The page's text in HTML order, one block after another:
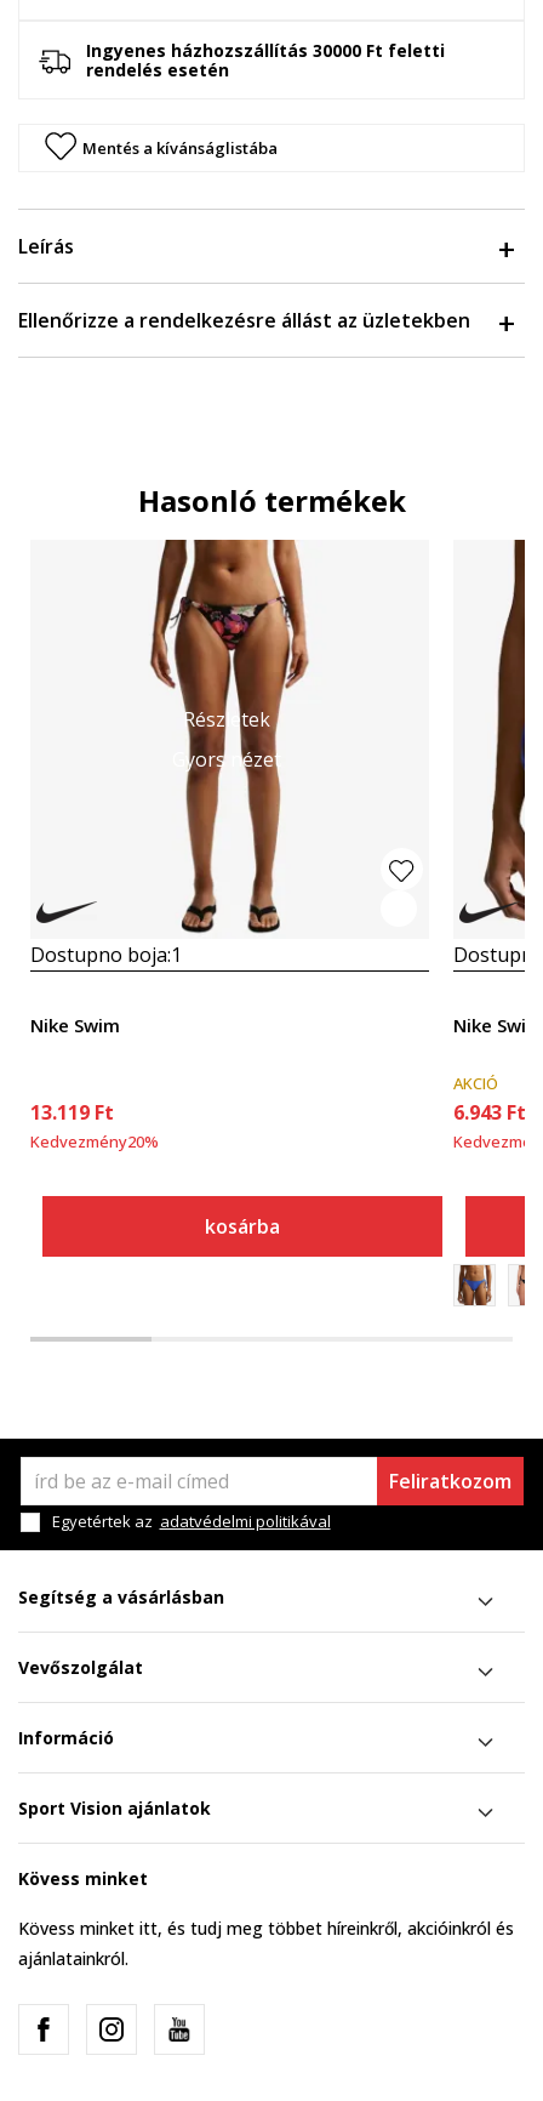
Ingyenes házhozszállítás 30000 Ft feletti
rendelés esetén
Mentés a kívánságlistába
Leírás
Ellenőrizze a rendelkezésre állást az üzletekben
Hasonló termékek
Részletek
Gyors nézet
Dostupno boja:1
Nike Swim
13.119 Ft
Kedvezmény20%
kosárba
Nike Swim
AKCIÓ
6.943 Ft
Feliratkozom
Egyetértek az adatvédelmi politikával
Segítség a vásárlásban
Vevőszolgálat
Információ
Sport Vision ajánlatok
Kövess minket
Kövess minket itt, és tudj meg többet híreinkről, akcióinkról és
ajánlatainkról.